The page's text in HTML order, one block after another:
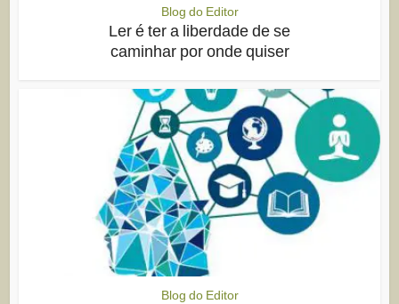
Blog do Editor
Ler é ter a liberdade de se
caminhar por onde quiser
Blog do Editor